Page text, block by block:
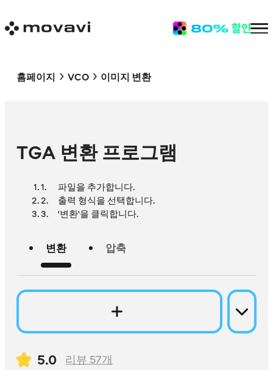
홈페이지 VCO 이미지 변환
TGA 변환 프로그램
파일을 추가합니다.
출력 형식을 선택합니다.
'변환'을 클릭합니다.
변환 압축
5.0 리뷰 57개